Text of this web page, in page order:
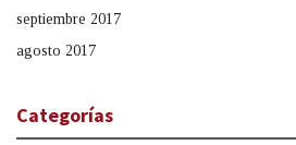
septiembre 2017
agosto 2017
Categorías